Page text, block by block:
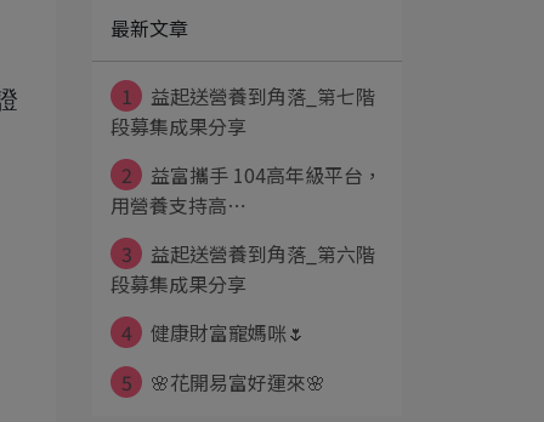
最新文章
1
益起送營養到角落_第七階
段募集成果分享
2
益富攜手 104高年級平台，
用營養支持高⋯
3
益起送營養到角落_第六階
段募集成果分享
4
健康財富寵媽咪🌷
5
🌸花開易富好運來🌸